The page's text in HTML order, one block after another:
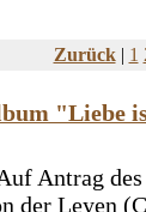
Zurück| 1
"Liebe
Antrag
der Leyen